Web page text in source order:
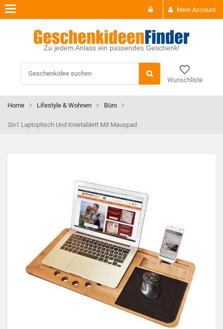
Mein Account
Zu jedem Anlass ein passendes Geschenk!
Wunschliste
Toggle
navigation
Home Lifestyle & Wohnen Büro
2in1 Laptoptisch Und Knietablett Mit Mauspad